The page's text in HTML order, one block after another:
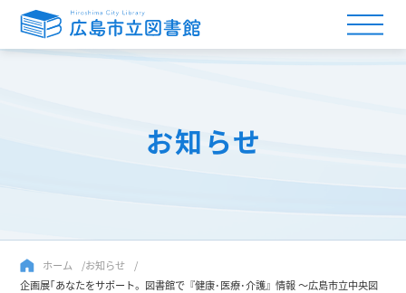
お知らせ
ホーム
お知らせ
企画展｢あなたをサポート。図書館で『健康･医療･介護』情報 ～広島市立中央図